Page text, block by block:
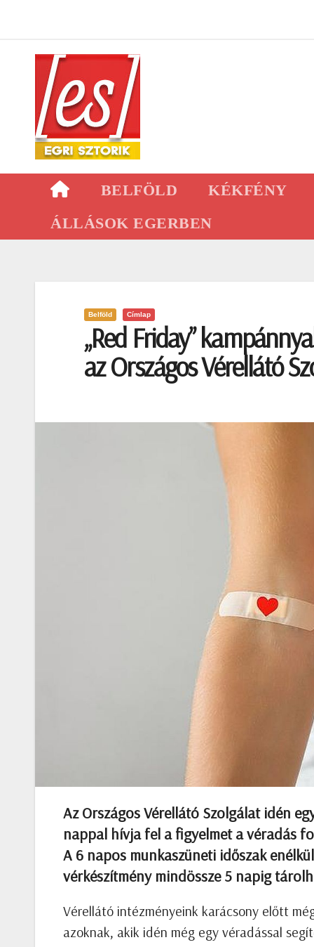
content
BELFÖLD KÉKFÉNY
ÁLLÁSOK EGERBEN
Belföld Címlap
„Red Friday”
az Országos Vérellátó
Az Országos Vérellátó Szolgálat idén
nappal hívja fel a figyelmet a véradás
A 6 napos munkaszüneti időszak
vérkészítmény mindössze 5 napig
Vérellátó intézményeink karácsony előtt
azoknak, akik idén még egy véradással